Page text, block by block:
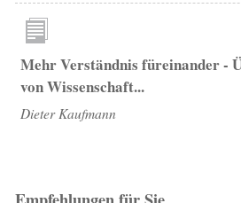
Mehr Verständnis füreinander -
von Wissenschaft...
Dieter Kaufmann